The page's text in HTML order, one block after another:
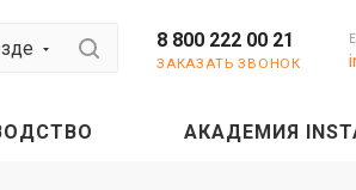
8 800 222 00 21
ЗАКАЗАТЬ ЗВОНОК
АКАДЕМИЯ